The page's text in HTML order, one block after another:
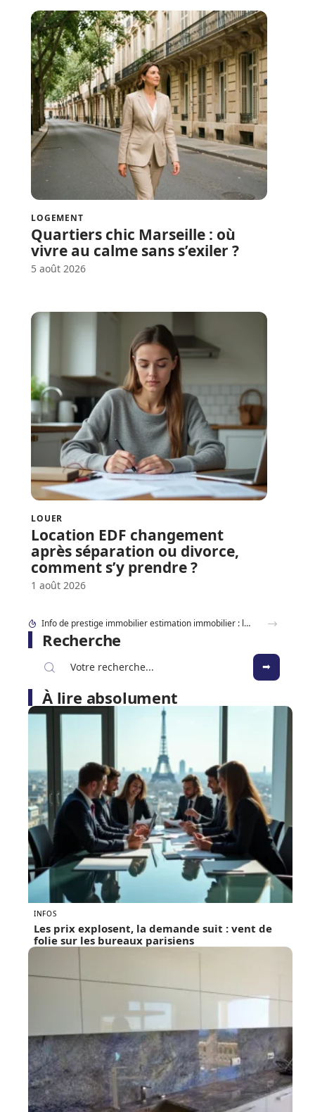
LOGEMENT
Quartiers chic Marseille : où
vivre au calme sans s’exiler ?
5 août 2026
LOUER
Location EDF changement
après séparation ou divorce,
comment s’y prendre ?
1 août 2026
Info de prestige immobilier estimation immobilier : la méthode des vrais biens d’exception
Recherche
À lire absolument
INFOS
Les prix explosent, la demande suit : vent de
folie sur les bureaux parisiens